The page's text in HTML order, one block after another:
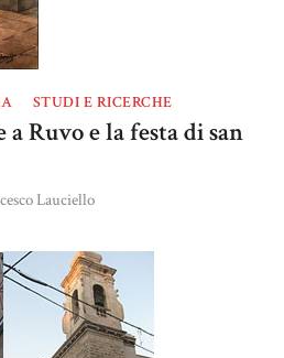
STUDI E RICERCHE
Ruvo e la festa di san
Lauciello